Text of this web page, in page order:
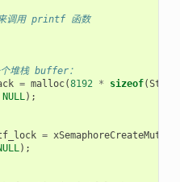
来调用 printf 函数
堆栈 buffer：
= malloc(8192 * sizeof(
NULL);
= xSemaphoreCreateMutex
);